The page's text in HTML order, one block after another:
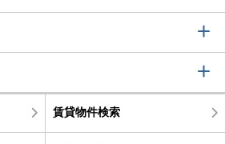
賃貸物件検索